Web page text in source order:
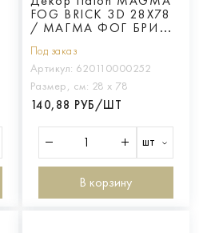
FOG BRICK 3D 28X78
/ МАГМА ФОГ БРИК
Под заказ
Артикул: 620110000252
Размер, см: 28 х 78
140,88 РУБ/ШТ
шт
В корзину